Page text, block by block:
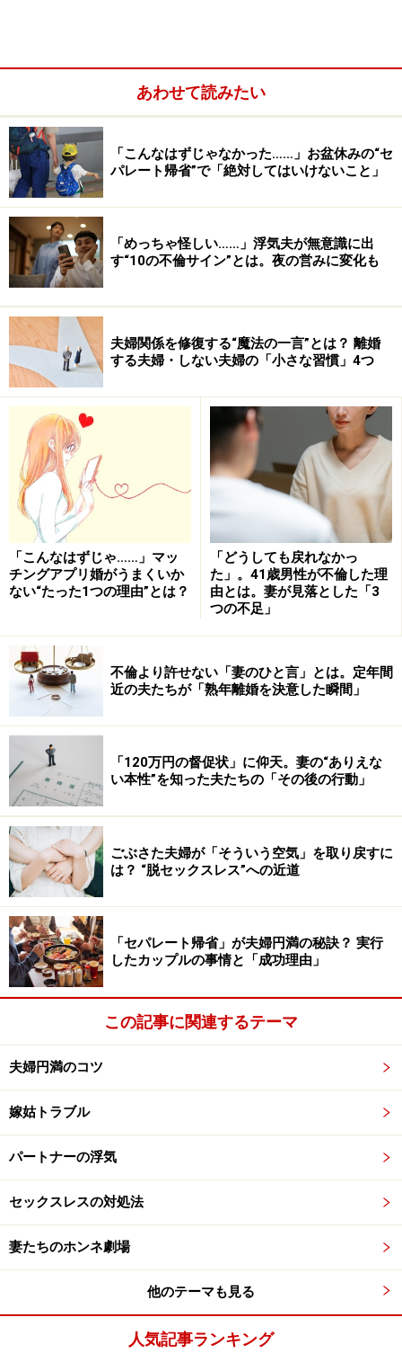
びにパソコンを片付けて移動しなければならない」
「子供の声が入るのでウェブ会議がしにくい」
といった仕事上の悩みから
「このままではコロナ・リストラがありそう」
「会社の業績悪化でボーナスは無しかも……」
といった雇用や収入の悩み、また
「自宅の椅子で仕事をしていると腰が痛い」
「運動不足で体重が増えた」
「毎日、家族全員が狭い家の中にいるのはストレス」
「たまには飲み屋で気晴らししたい」
といった、日々の暮らしの悩みまで様々なネガティブ要
因が周囲にあります。印象に残ったのは、ビデオ会議の
初期設定がわからず、同じマンションに住む後輩のうち
をやむなく訪問して教えてもらい、ひんしゅくを買った
ひと。妻にもあきれられ、「仕事できないパパ」のレッ
テルを貼られて肩身が狭いそうです。
そんな中で、ITスキルがない、人望がない、居場所がな
い、未来が見えない、安心できない、健康的じゃない、
息抜きの場がない、という「七無い」状態の夫をどうや
って元気にしたらいいのか？ 妻の皆さんの工夫を伺って
みました。
プライドの高い夫には仕事スペースを完備
「まずは居場所を作ってあげるのが一番」というのは琴
美さん（43歳・仮名）。
「うちの夫はもともとプライドが高く、自分ができない
プ。仕事中に、部下に教えてもらうとか、お客さんにお
詫びするとか、そんなことを家族がいるリビングでやる
事スペース】を作ってあげました」
「今まで机のなかった夫婦のベッドルームの一角に組み
あわせて読みたい
「こんなはずじゃなかった……」お盆休みの“セ
パレート帰省”で「絶対してはいけないこと」
「めっちゃ怪しい……」浮気夫が無意識に出
す“10の不倫サイン”とは。夜の営みに変化も
夫婦関係を修復する“魔法の一言”とは？ 離婚
する夫婦・しない夫婦の「小さな習慣」4つ
「こんなはずじゃ……」マッ
チングアプリ婚がうまくいか
ない“たった1つの理由”とは？
「どうしても戻れなかっ
た」。41歳男性が不倫した理
由とは。妻が見落とした「3
つの不足」
不倫より許せない「妻のひと言」とは。定年間
近の夫たちが「熟年離婚を決意した瞬間」
「120万円の督促状」に仰天。妻の“ありえな
い本性”を知った夫たちの「その後の行動」
ごぶさた夫婦が「そういう空気」を取り戻すに
は？ “脱セックスレス”への近道
「セパレート帰省」が夫婦円満の秘訣？ 実行
したカップルの事情と「成功理由」
この記事に関連するテーマ
夫婦円満のコツ
嫁姑トラブル
パートナーの浮気
セックスレスの対処法
妻たちのホンネ劇場
他のテーマも見る
人気記事ランキング